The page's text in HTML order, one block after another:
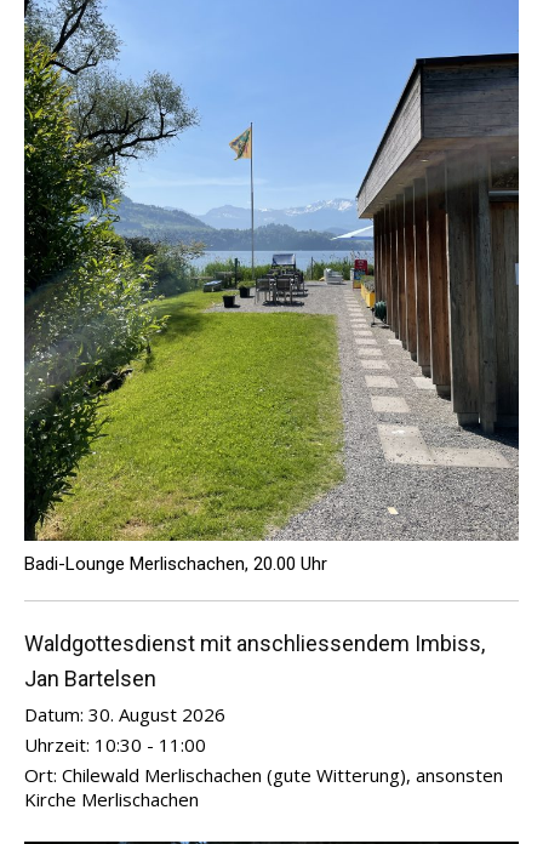
Badi-Lounge Merlischachen, 20.00 Uhr
Waldgottesdienst mit anschliessendem Imbiss,
Jan Bartelsen
Datum: 30. August 2026
Uhrzeit: 10:30 - 11:00
Ort: Chilewald Merlischachen (gute Witterung), ansonsten
Kirche Merlischachen